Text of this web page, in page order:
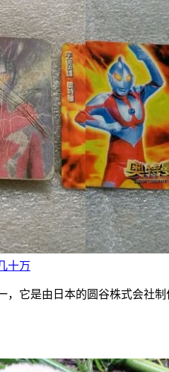
十万
，它是由日本的圆谷株式会社